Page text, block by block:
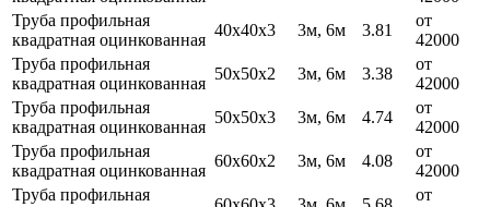
Труба профильная
квадратная оцинкованная
40х40х3 3м, 6м 3.81
от
42000
Труба профильная
квадратная оцинкованная
50х50х2 3м, 6м 3.38
от
42000
Труба профильная
квадратная оцинкованная
50х50х3 3м, 6м 4.74
от
42000
Труба профильная
квадратная оцинкованная
60х60х2 3м, 6м 4.08
от
42000
Труба профильная
от